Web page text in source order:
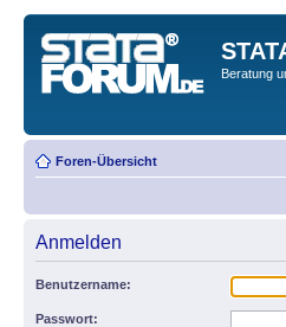
Beratung
Foren-Übersicht
Anmelden
Benutzername:
Passwort: